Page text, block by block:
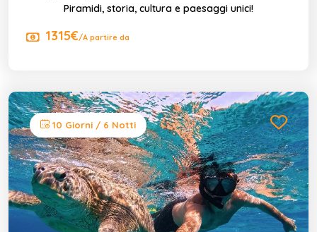
Piramidi, storia, cultura e paesaggi unici!
1315€/A partire da
10 Giorni / 6 Notti